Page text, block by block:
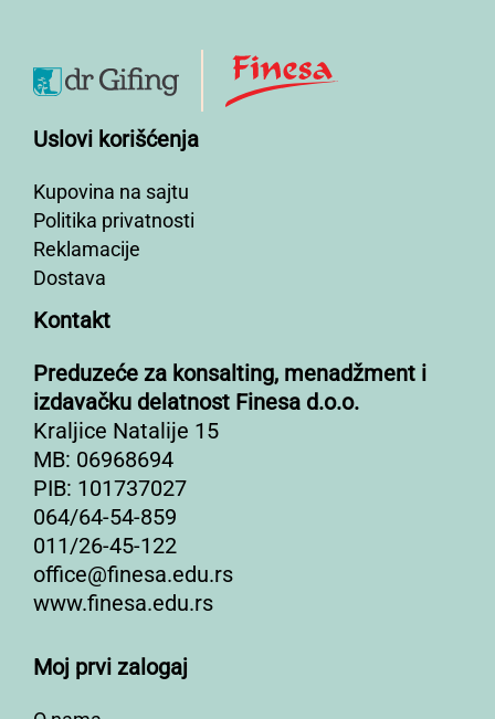
Uslovi korišćenja
Kupovina na sajtu
Politika privatnosti
Reklamacije
Dostava
Kontakt
Preduzeće za konsalting, menadžment i
izdavačku delatnost Finesa d.o.o.
Kraljice Natalije 15
MB: 06968694
PIB: 101737027
064/64-54-859
011/26-45-122
office@finesa.edu.rs
www.finesa.edu.rs
Moj prvi zalogaj